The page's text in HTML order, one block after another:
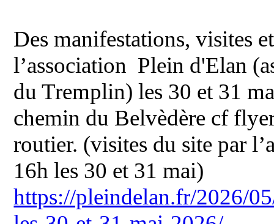
Des manifestations, visites
l’association Plein d'Elan
du Tremplin) les 30 et 31
chemin du Belvèdère cf
routier. (visites du site par
16h les 30 et 31 mai)
https://pleindelan.fr/2026/